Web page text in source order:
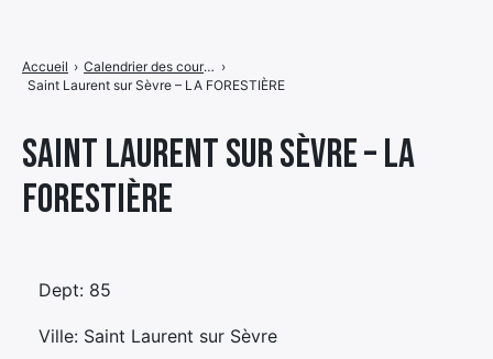
Saint Laurent sur Sèvre – LA
FORESTIÈRE
Accueil › Calendrier des courses ›
Saint Laurent sur Sèvre – LA FORESTIÈRE
Dept: 85
Ville: Saint Laurent sur Sèvre
de
menu
Élément
de
Élément
de